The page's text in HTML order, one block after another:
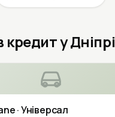
кредит у Дніпрі
· Універсал